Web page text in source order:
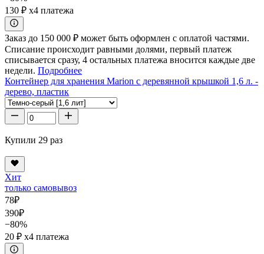
130 ₽ x4 платежа
Заказ до 150 000 ₽ может быть оформлен с оплатой частями.
Списание происходит равными долями, первый платеж
списывается сразу, 4 остальных платежа вносится каждые две
недели. Подробнее
Контейнер для хранения Marion с деревянной крышкой 1,6 л. -
дерево, пластик
Купили 29 раз
Хит
только самовывоз
78₽
390₽
−80%
20 ₽ x4 платежа